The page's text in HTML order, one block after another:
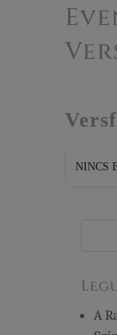
NINCS
A